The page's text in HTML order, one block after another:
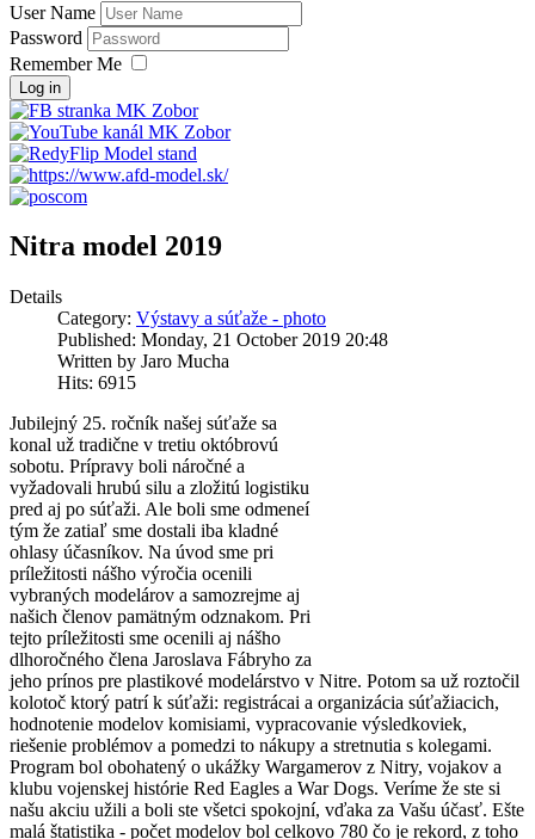
User Name
Password
Remember Me
Log in
Nitra model 2019
Details
Category: Výstavy a súťaže - photo
Published: Monday, 21 October 2019 20:48
Written by Jaro Mucha
Hits: 6915
Jubilejný 25. ročník našej súťaže sa
konal už tradične v tretiu októbrovú
sobotu. Prípravy boli náročné a
vyžadovali hrubú silu a zložitú logistiku
pred aj po súťaži. Ale boli sme odmeneí
tým že zatiaľ sme dostali iba kladné
ohlasy účasníkov. Na úvod sme pri
príležitosti nášho výročia ocenili
vybraných modelárov a samozrejme aj
našich členov pamätným odznakom. Pri
tejto príležitosti sme ocenili aj nášho
dlhoročného člena Jaroslava Fábryho za
jeho prínos pre plastikové modelárstvo v Nitre. Potom sa už roztočil
kolotoč ktorý patrí k súťaži: registrácai a organizácia súťažiacich,
hodnotenie modelov komisiami, vypracovanie výsledkoviek,
riešenie problémov a pomedzi to nákupy a stretnutia s kolegami.
Program bol obohatený o ukážky Wargamerov z Nitry, vojakov a
klubu vojenskej histórie Red Eagles a War Dogs. Veríme že ste si
našu akciu užili a boli ste všetci spokojní, vďaka za Vašu účasť. Ešte
malá štatistika - počet modelov bol celkovo 780 čo je rekord, z toho